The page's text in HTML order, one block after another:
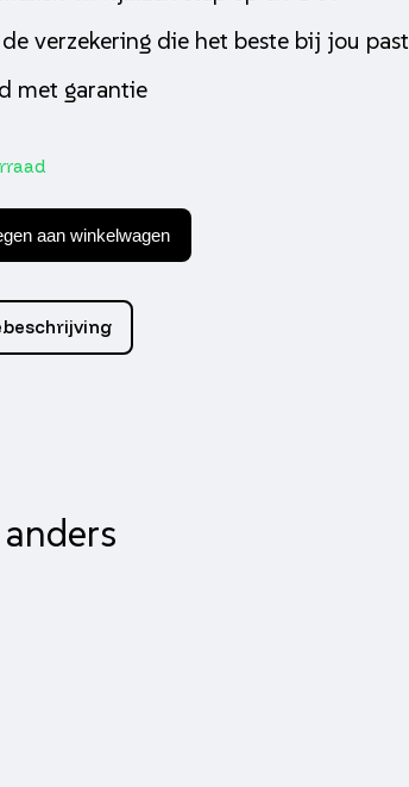
de verzekering die het beste bij jou past
met garantie
aan winkelwagen